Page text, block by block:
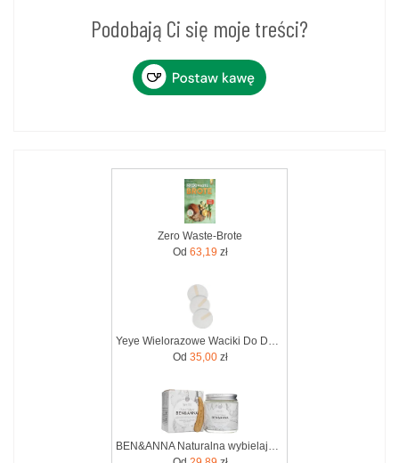
Podobają Ci się moje treści?
Zero Waste-Brote
Od 63,19 zł
Yeye Wielorazowe Waciki Do Demakijażu Włókno Konopne 7 Szt. Zero Waste
Od 35,00zł
BEN&ANNA Naturalna wybielająca pasta do wrażliwych zębów z szałwią i rokitnikiem WHITE ZERO WASTE 100ml